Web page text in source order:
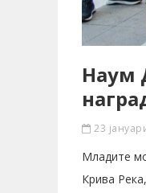
Наум
23
Младите
Крива